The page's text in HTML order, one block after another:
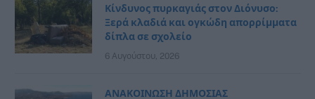
Κίνδυνος πυρκαγιάς στον Διόνυσο:
Ξερά κλαδιά και ογκώδη απορρίμματα
δίπλα σε σχολείο
6 Αυγούστου, 2026
ΑΝΑΚΟΙΝΩΣΗ ΔΗΜΟΣΙΑΣ